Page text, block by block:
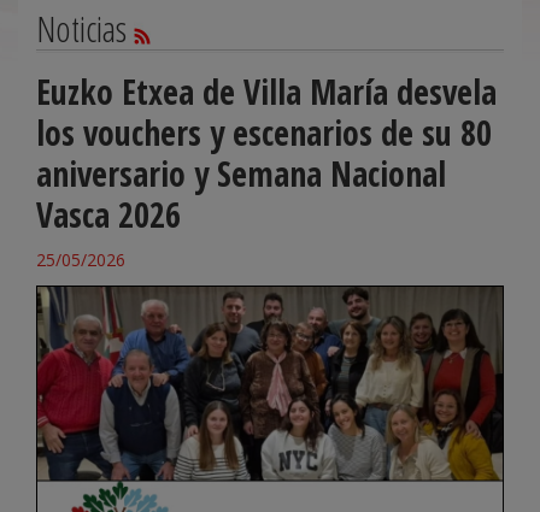
Noticias
Euzko Etxea de Villa María desvela
los vouchers y escenarios de su 80
aniversario y Semana Nacional
Vasca 2026
25/05/2026